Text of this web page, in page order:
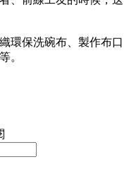
環保洗碗布、製作布口
。